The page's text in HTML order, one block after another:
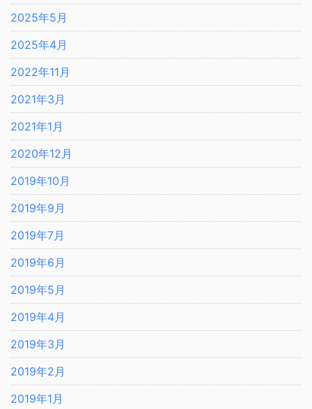
2025年5月
2025年4月
2022年11月
2021年3月
2021年1月
2020年12月
2019年10月
2019年9月
2019年7月
2019年6月
2019年5月
2019年4月
2019年3月
2019年2月
2019年1月